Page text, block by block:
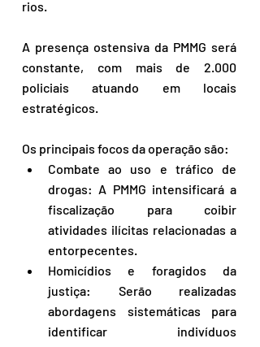
rios.
A presença ostensiva da PMMG será
constante, com mais de 2.000
policiais atuando em locais
estratégicos.
Os principais focos da operação são:
Combate ao uso e tráfico de
drogas: A PMMG intensificará a
fiscalização para coibir
atividades ilícitas relacionadas a
entorpecentes.
Homicídios e foragidos da
justiça: Serão realizadas
abordagens sistemáticas para
identificar indivíduos